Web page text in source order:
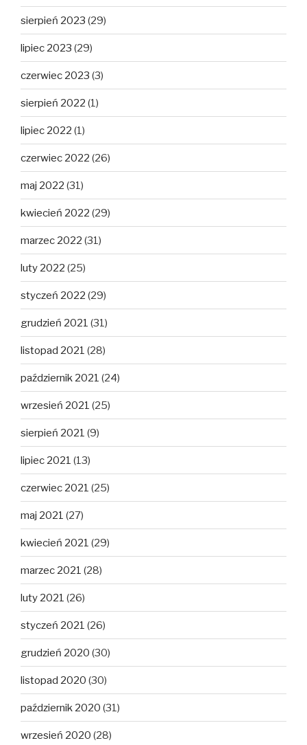
sierpień 2023 (29)
lipiec 2023 (29)
czerwiec 2023 (3)
sierpień 2022 (1)
lipiec 2022 (1)
czerwiec 2022 (26)
maj 2022 (31)
kwiecień 2022 (29)
marzec 2022 (31)
luty 2022 (25)
styczeń 2022 (29)
grudzień 2021 (31)
listopad 2021 (28)
październik 2021 (24)
wrzesień 2021 (25)
sierpień 2021 (9)
lipiec 2021 (13)
czerwiec 2021 (25)
maj 2021 (27)
kwiecień 2021 (29)
marzec 2021 (28)
luty 2021 (26)
styczeń 2021 (26)
grudzień 2020 (30)
listopad 2020 (30)
październik 2020 (31)
wrzesień 2020 (28)